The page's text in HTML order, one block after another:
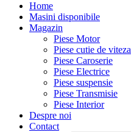
Home
Masini disponibile
Magazin
Piese Motor
Piese cutie de viteza
Piese Caroserie
Piese Electrice
Piese suspensie
Piese Transmisie
Piese Interior
Despre noi
Contact